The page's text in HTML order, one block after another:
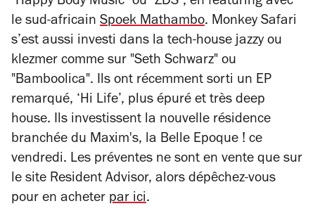
le sud-africain Spoek Mathambo. Monkey Safari
s’est aussi investi dans la tech-house jazzy ou
klezmer comme sur "Seth Schwarz" ou
"Bamboolica". Ils ont récemment sorti un EP
remarqué, ‘Hi Life’, plus épuré et très deep
house. Ils investissent la nouvelle résidence
branchée du Maxim's, la Belle Epoque ! ce
vendredi. Les préventes ne sont en vente que sur
le site Resident Advisor, alors dépêchez-vous
pour en acheter par ici.